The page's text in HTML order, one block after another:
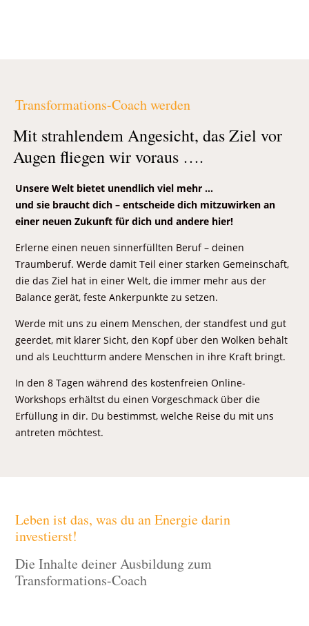
Transformations-Coach werden
Mit strahlendem Angesicht, das Ziel vor
Augen fliegen wir voraus ….
Unsere Welt bietet unendlich viel mehr …
und sie braucht dich – entscheide dich mitzuwirken an
einer neuen Zukunft für dich und andere hier!
Erlerne einen neuen sinnerfüllten Beruf – deinen
Traumberuf. Werde damit Teil einer starken Gemeinschaft,
die das Ziel hat in einer Welt, die immer mehr aus der
Balance gerät, feste Ankerpunkte zu setzen.
Werde mit uns zu einem Menschen, der standfest und gut
geerdet, mit klarer Sicht, den Kopf über den Wolken behält
und als Leuchtturm andere Menschen in ihre Kraft bringt.
In den 8 Tagen während des kostenfreien Online-
Workshops erhältst du einen Vorgeschmack über die
Erfüllung in dir. Du bestimmst, welche Reise du mit uns
antreten möchtest.
Leben ist das, was du an Energie darin
investierst!
Die Inhalte deiner Ausbildung zum
Transformations-Coach